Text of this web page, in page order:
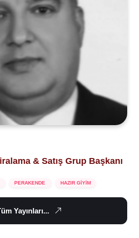
& Satış Grup Başkanı
PERAKENDE HAZIR GİYİM
Yayınları...